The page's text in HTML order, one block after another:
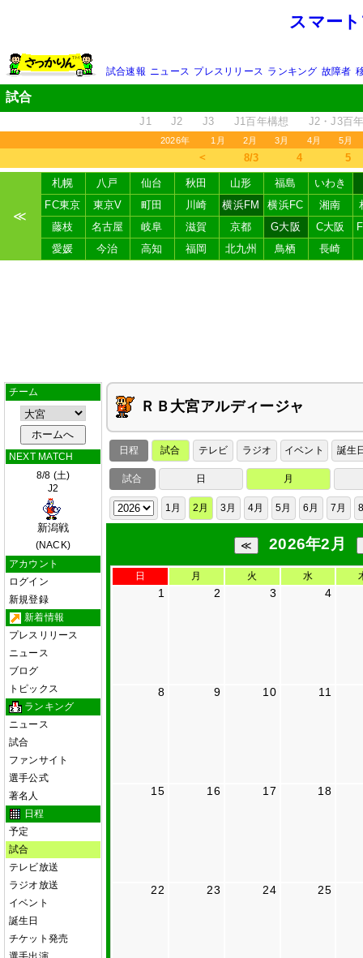
スマー
試合速報 ニュース プレスリリース ランキング 故障者
試合
J1 J2 J3 J1百年構想 J2・J3百
2026年 1月 2月 3月 4月 5月
＜ 8/3 4 5
≪
札幌 八戸 仙台 秋田 山形 福島
いわき
FC東京
東京V 町田 川崎 横浜FM 横浜FC 湘南
藤枝
名古屋 岐阜 滋賀 京都 G大阪 C大阪
愛媛
今治 高知 福岡 北九州 鳥栖 長崎
チーム
NEXT MATCH
8/8 (土)
J2
新潟戦
(NACK)
アカウント
ログイン
新規登録
新着情報
プレスリリース
ニュース
ブログ
トピックス
ランキング
ニュース
試合
ファンサイト
選手公式
著名人
日程
予定
試合
テレビ放送
ラジオ放送
イベント
誕生日
チケット発売
ＲＢ大宮アルディージャ
日程 試合 テレビ ラジオ イベント 誕生
試合 日 月
1月 2月 3月 4月 5月 6月 7月
2026年2月
日 月 火 水
1 2 3 4
8 9 10 11
15 16 17 18
22 23 24 25